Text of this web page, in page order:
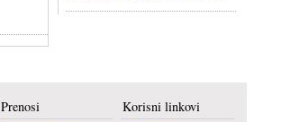
Prenosi Korisni linkovi